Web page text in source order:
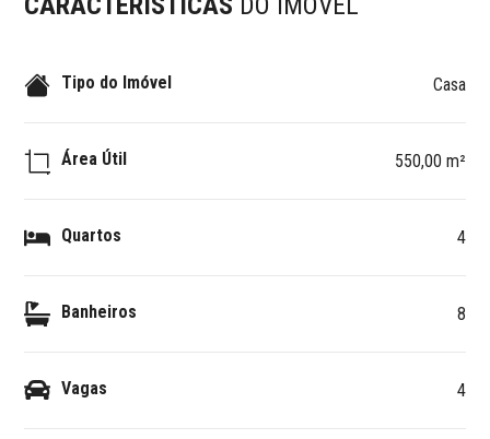
Tipo do Imóvel Casa
Área Útil 550,00 m²
Quartos 4
Banheiros 8
Vagas 4